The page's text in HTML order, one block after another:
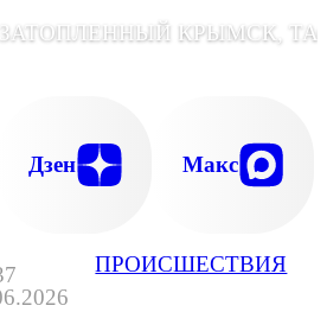
ПРОИСШЕСТВИЯ
КРЫМСК,
Дзен Макс